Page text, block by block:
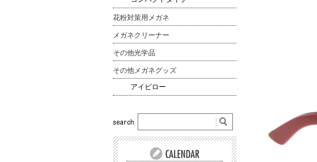
花粉対策用メガネ
メガネクリーナー
その他光学品
その他メガネグッズ
アイピロー